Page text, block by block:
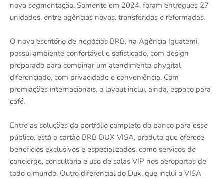
nova segmentação. Somente em 2024, foram entregues 27
unidades, entre agências novas, transferidas e reformadas.
O novo escritório de negócios BRB, na Agência Iguatemi,
possui ambiente confortável e sofisticado, com design
preparado para combinar um atendimento phygital
diferenciado, com privacidade e conveniência. Com
premiações internacionais, o layout inclui, ainda, espaço para
café.
Entre as soluções do portfólio completo do banco para esse
público, está o cartão BRB DUX VISA, produto que oferece
benefícios exclusivos e especializados, como serviços de
concierge, consultoria e uso de salas VIP nos aeroportos de
todo o mundo. Outro diferencial do Dux, que inclui o VISA